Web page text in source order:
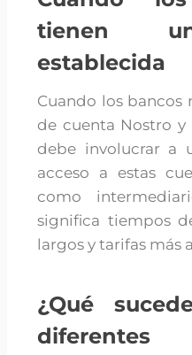
tienen
establecida
Cuando los bancos
de cuenta Nostro y
debe involucrar a
acceso a estas
como
significa tiempos
largos y tarifas más
¿Qué